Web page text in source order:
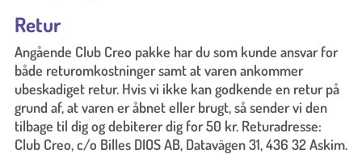
Retur
Angående Club Creo pakke har du som kunde ansvar for
både returomkostninger samt at varen ankommer
ubeskadiget retur. Hvis vi ikke kan godkende en retur på
grund af, at varen er åbnet eller brugt, så sender vi den
tilbage til dig og debiterer dig for 50 kr. Returadresse:
Club Creo, c/o Billes DIOS AB, Datavägen 31, 436 32 Askim.